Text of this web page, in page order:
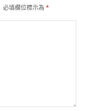
必填欄位標示為*